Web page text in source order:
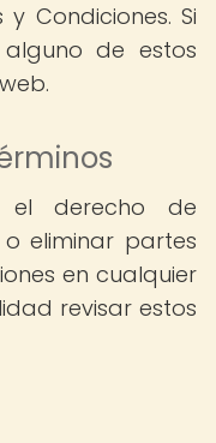
Condiciones. Si
de estos
el derecho de
eliminar partes
en cualquier
revisar estos